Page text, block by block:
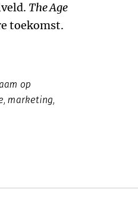
The Age
toekomst.
op
marketing,